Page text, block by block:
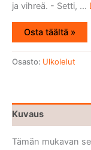
ja vihreä. - Setti, ...
Osta täältä »
Osasto: Ulkolelut
Kuvaus
Tämän mukavan